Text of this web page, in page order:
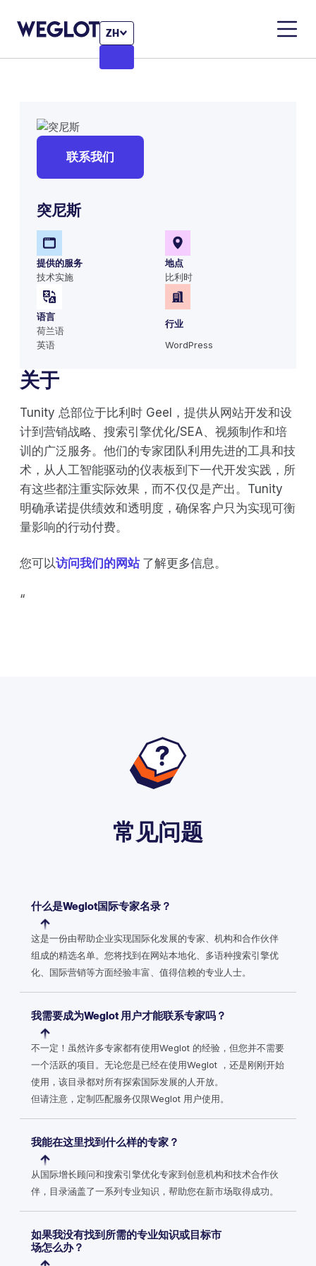
ZH
联系我们
突尼斯
提供的服务
技术实施
地点
比利时
语言
荷兰语
英语
行业
WordPress
关于
Tunity 总部位于比利时 Geel，提供从网站开发和设
计到营销战略、搜索引擎优化/SEA、视频制作和培
训的广泛服务。他们的专家团队利用先进的工具和技
术，从人工智能驱动的仪表板到下一代开发实践，所
有这些都注重实际效果，而不仅仅是产出。Tunity
明确承诺提供绩效和透明度，确保客户只为实现可衡
量影响的行动付费。
您可以访问我们的网站 了解更多信息。
‍“
常见问题
什么是Weglot国际专家名录？
这是一份由帮助企业实现国际化发展的专家、机构和合作伙伴
组成的精选名单。您将找到在网站本地化、多语种搜索引擎优
化、国际营销等方面经验丰富、值得信赖的专业人士。
我需要成为Weglot 用户才能联系专家吗？
不一定！虽然许多专家都有使用Weglot 的经验，但您并不需要
一个活跃的项目。无论您是已经在使用Weglot ，还是刚刚开始
使用，该目录都对所有探索国际发展的人开放。
但请注意，定制匹配服务仅限Weglot 用户使用。
我能在这里找到什么样的专家？
从国际增长顾问和搜索引擎优化专家到创意机构和技术合作伙
伴，目录涵盖了一系列专业知识，帮助您在新市场取得成功。
如果我没有找到所需的专业知识或目标市
场怎么办？